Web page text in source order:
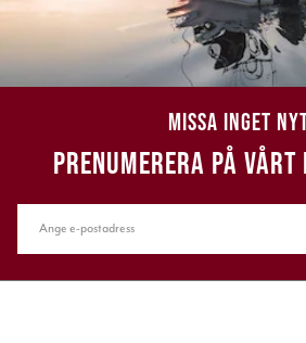
MISSA INGET
PRENUMERERA PÅ VÅRT